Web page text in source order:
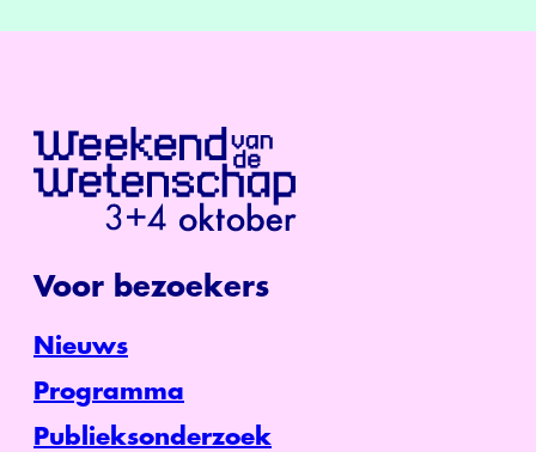
Voor bezoekers
Nieuws
Programma
Publieksonderzoek